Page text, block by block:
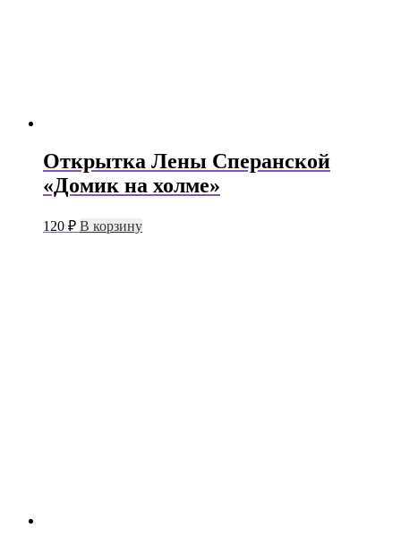
Открытка Лены Сперанской
«Домик на холме»
120 ₽ В корзину